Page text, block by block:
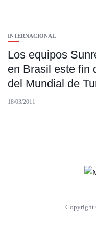
INTERNACIONAL
Los equipos
en Brasil este fin
del Mundial de
18/03/2011
Copyright